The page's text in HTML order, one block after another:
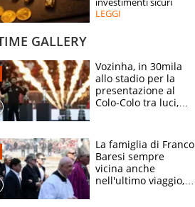
ESPERTI
LEGGI
GALLERY
Vozinha, in 30mila
allo stadio per la
presentazione al
Colo-Colo tra luci,
La famiglia di Franco
Baresi sempre
vicina anche
nell'ultimo viaggio,